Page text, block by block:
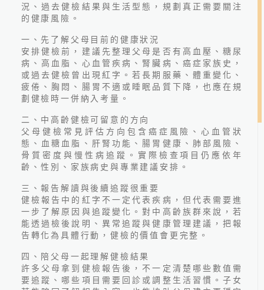
線上預約
2026.06.24
最新國人十大死因公布！吳
鴻誠院長：看懂健檢盲點
況、過去健檢結果與生活型態，規劃真正需要關注
的健康風險。
一、先了解父母目前的健康狀況
安排健檢前，建議先整理父母是否有高血壓、糖尿
病、高血脂、心血管疾病、腎臟病、癌症家族史，
或過去健檢曾出現紅字。若長期服藥、體重變化、
疲倦、胸悶、腸胃不適或睡眠品質下降，也應在規
劃健檢時一併納入考量。
二、中高齡健檢可留意的方向
父母健檢常見評估方向包含癌症風險、心血管狀
態、血糖血脂、肝腎功能、腸胃健康、肺部風險、
骨質密度與慢性病追蹤。實際檢查項目仍應依年
齡、性別、家族病史與專業建議安排。
三、報告解讀與後續追蹤很重要
健檢報告中的紅字不一定代表疾病，但代表需要進
一步了解原因與追蹤變化。對中高齡族群來說，若
能透過檢後說明、異常追蹤與健康管理建議，把報
告轉化為具體行動，健檢的價值會更完整。
四、陪父母一起理解健檢結果
許多父母拿到健檢報告後，不一定清楚哪些數值需
要追蹤、哪些項目需要回診或調整生活習慣。子女